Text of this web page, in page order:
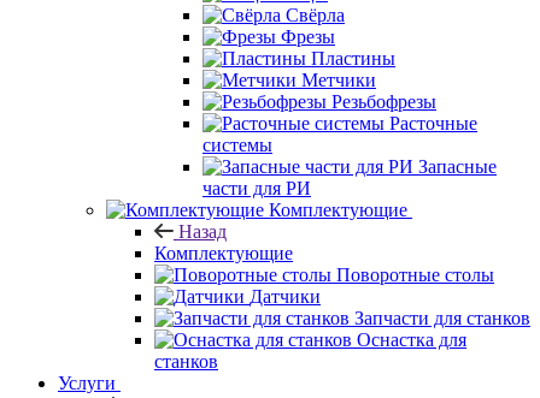
Свёрла
Фрезы
Пластины
Метчики
Резьбофрезы
Расточные
системы
Запасные
части для РИ
Комплектующие
Назад
Комплектующие
Поворотные столы
Датчики
Запчасти для станков
Оснастка для
станков
Услуги